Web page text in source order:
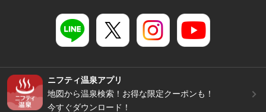
ニフティ温泉アプリ
地図から温泉検索！お得な限定クーポンも！
今すぐダウンロード！